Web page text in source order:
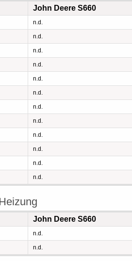
John Deere S660
n.d.
n.d.
n.d.
n.d.
n.d.
n.d.
n.d.
n.d.
n.d.
n.d.
n.d.
n.d.
John Deere S660
n.d.
n.d.